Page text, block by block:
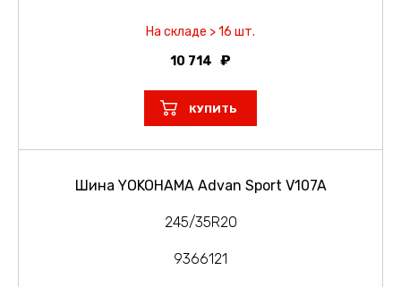
На складе > 16 шт.
10 714
КУПИТЬ
Шина YOKOHAMA Advan Sport V107A
245/35R20
9366121